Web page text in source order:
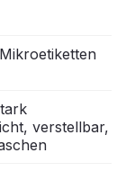
verstellbar,